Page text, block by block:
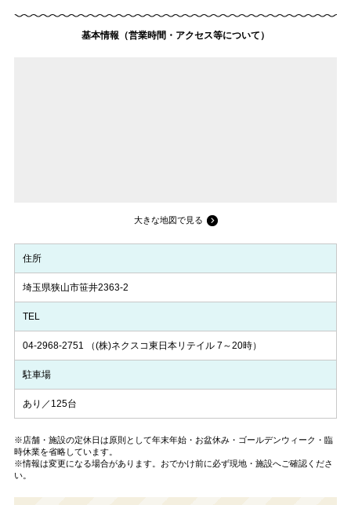
基本情報（営業時間・アクセス等について）
大きな地図で見る
住所
埼玉県狭山市笹井2363-2
TEL
04-2968-2751 （(株)ネクスコ東日本リテイル 7～20時）
駐車場
あり／125台
※店舗・施設の定休日は原則として年末年始・お盆休み・ゴールデンウィーク・臨
時休業を省略しています。
※情報は変更になる場合があります。おでかけ前に必ず現地・施設へご確認くださ
い。